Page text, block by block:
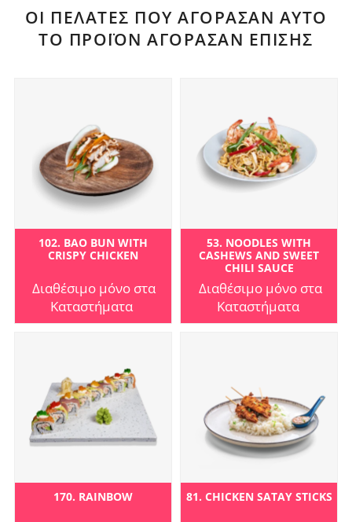
ΟΙ ΠΕΛΆΤΕΣ ΠΟΥ ΑΓΌΡΑΣΑΝ ΑΥΤΌ
ΤΟ ΠΡΟΪΌΝ ΑΓΌΡΑΣΑΝ ΕΠΊΣΗΣ
102. BAO BUN WITH
CRISPY CHICKEN
Διαθέσιμο μόνο στα
Καταστήματα
53. NOODLES WITH
CASHEWS AND SWEET
CHILI SAUCE
Διαθέσιμο μόνο στα
Καταστήματα
170. RAINBOW 81. CHICKEN SATAY STICKS